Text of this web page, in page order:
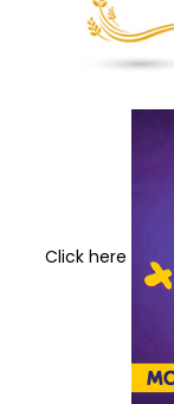
Click here